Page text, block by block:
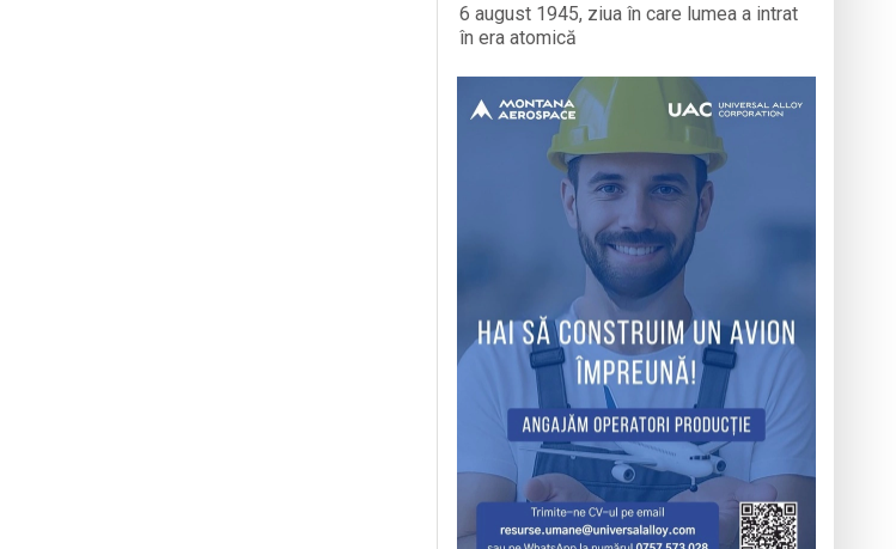
6 august 1945, ziua în care lumea a intrat
în era atomică